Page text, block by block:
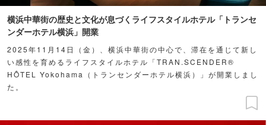
横浜中華街の歴史と文化が息づくライフスタイルホテル「トランセ
ンダーホテル横浜」開業
2025年11月14日（金）、横浜中華街の中心で、滞在を通じて新し
い感性を育めるライフスタイルホテル「TRAN.SCENDER®
HÔTEL Yokohama（トランセンダーホテル横浜）」が開業しまし
た。